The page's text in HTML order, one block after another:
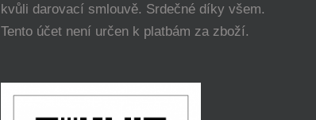
kvůli darovací smlouvě. Srdečné díky všem.
Tento účet není určen k platbám za zboží.